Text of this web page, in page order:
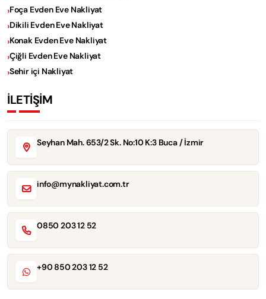
Foça Evden Eve Nakliyat
Dikili Evden Eve Nakliyat
Konak Evden Eve Nakliyat
Çiğli Evden Eve Nakliyat
Sehir içi Nakliyat
İLETİŞİM
Seyhan Mah. 653/2 Sk. No:10 K:3 Buca / İzmir
info@mynakliyat.com.tr
0850 203 12 52
+90 850 203 12 52